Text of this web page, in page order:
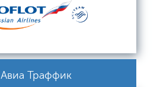
Авиа Траффик